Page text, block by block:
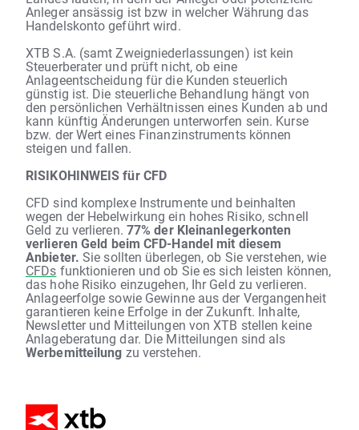
Anleger ansässig ist bzw in welcher Währung das
Handelskonto geführt wird.
XTB S.A. (samt Zweigniederlassungen) ist kein
Steuerberater und prüft nicht, ob eine
Anlageentscheidung für die Kunden steuerlich
günstig ist. Die steuerliche Behandlung hängt von
den persönlichen Verhältnissen eines Kunden ab und
kann künftig Änderungen unterworfen sein. Kurse
bzw. der Wert eines Finanzinstruments können
steigen und fallen.
RISIKOHINWEIS für CFD
CFD sind komplexe Instrumente und beinhalten
wegen der Hebelwirkung ein hohes Risiko, schnell
Geld zu verlieren. 77% der Kleinanlegerkonten
verlieren Geld beim CFD-Handel mit diesem
Anbieter. Sie sollten überlegen, ob Sie verstehen, wie
CFDs funktionieren und ob Sie es sich leisten können,
das hohe Risiko einzugehen, Ihr Geld zu verlieren.
Anlageerfolge sowie Gewinne aus der Vergangenheit
garantieren keine Erfolge in der Zukunft. Inhalte,
Newsletter und Mitteilungen von XTB stellen keine
Anlageberatung dar. Die Mitteilungen sind als
Werbemitteilung zu verstehen.